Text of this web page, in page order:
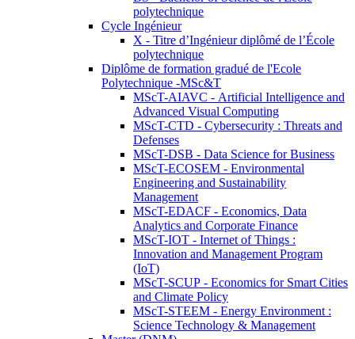
polytechnique
Cycle Ingénieur
X - Titre d’Ingénieur diplômé de l’École
polytechnique
Diplôme de formation gradué de l'Ecole
Polytechnique -MSc&T
MScT-AIAVC - Artificial Intelligence and
Advanced Visual Computing
MScT-CTD - Cybersecurity : Threats and
Defenses
MScT-DSB - Data Science for Business
MScT-ECOSEM - Environmental
Engineering and Sustainability
Management
MScT-EDACF - Economics, Data
Analytics and Corporate Finance
MScT-IOT - Internet of Things :
Innovation and Management Program
(IoT)
MScT-SCUP - Economics for Smart Cities
and Climate Policy
MScT-STEEM - Energy Environment :
Science Technology & Management